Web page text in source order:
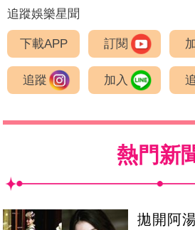
追蹤娛樂星聞
下載APP 訂閱
追蹤 加入
熱門新
拋開阿